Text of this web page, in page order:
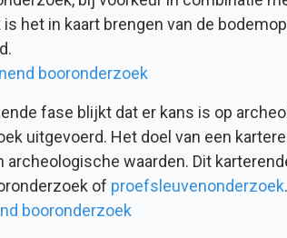
het in kaart brengen van de
booronderzoek
fase blijkt dat er kans is op
uitgevoerd. Het doel van een
archeologische waarden. Dit
of proefsleuvenonderzoek.
booronderzoek